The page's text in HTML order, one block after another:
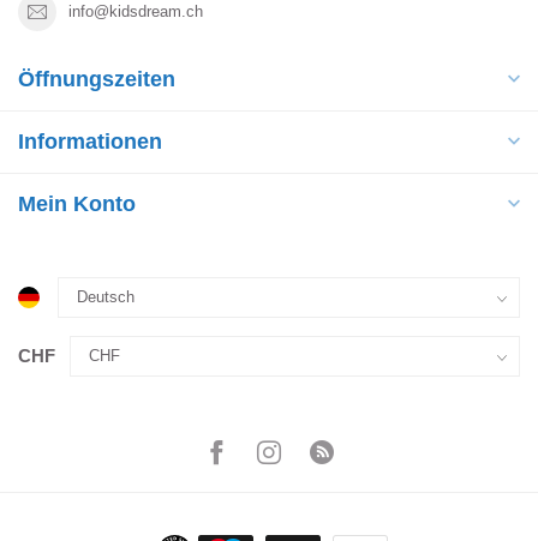
info@kidsdream.ch
Öffnungszeiten
Informationen
Mein Konto
CHF